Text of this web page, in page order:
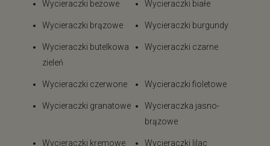
Wycieraczki beżowe Wycieraczki białe
Wycieraczki brązowe Wycieraczki burgundy
Wycieraczki butelkowa
zieleń
Wycieraczki czarne
Wycieraczki czerwone Wycieraczki fioletowe
Wycieraczki granatowe
Wycieraczka jasno-
brązowe
Wycieraczki kremowe Wycieraczki lilac